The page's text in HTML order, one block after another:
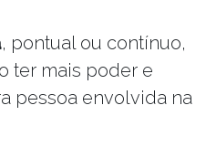
, pontual ou contínuo,
ter mais poder e
pessoa envolvida na